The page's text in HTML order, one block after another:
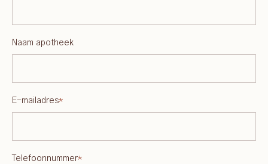
Naam apotheek
E-mailadres*
Telefoonnummer*